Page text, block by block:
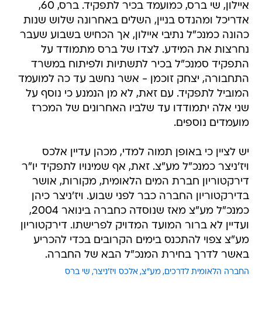
איילון, שי ברס, כמועמד בכיר לתפקיד. ברס, 60,
אדריכל ומהנדס בניין, השלים באחרונה שלוש שנות
כהונה כמנכ"ל נתיבי איילון, אך הכחיש בשבוע שעבר
נחרצות את המידע. לצדו של ברס מתמודד על
התפקיד סמנכ"ל בכיר לתשתיות ולפיתוח במשרד
התחבורה, יצחק זוכמן - אשר נחשב עד כה למועמד
המוביל לתפקיד. עם זאת, לא מן הנמנע כי נוסף על
שני אלה יתמודדו עד שלביו האחרונים של המכרז
מועמדים נוספים.
יש לציין כי באופן תמוה למדי, מכהן עדיין אלכס
ויז'ניצר כמנכ"ל מע"צ. זאת, אף שמינויו לתפקיד יו"ר
דירקטוריון חברת המים הלאומית, מקורות, אושר
בדירקטוריון החברה כבר לפני שבוע. ויז'ניצר כיהן
כמנכ"ל מע"צ מאז שנוסדה כחברה בינואר 2004,
ועדיין לא ברור המועד המדויק לפרישתו. דירקטוריון
מע"צ צפוי להתכנס בימים הקרובים בכדי להכריע
באשר לדרך בחירת המנכ"ל הבא של החברה.
החברה הלאומית לדרכים מע"צ אלכס ויז'ניצר שי ברס